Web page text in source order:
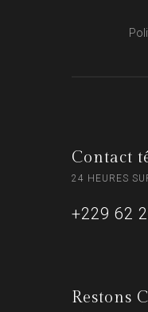
Contact
24 HEURES
+229 62
Restons